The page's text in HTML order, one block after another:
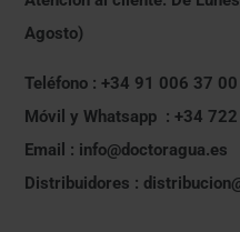
Agosto)
Teléfono : +34 91 006 37 00
Móvil y Whatsapp : +34
Email : info@doctoragua.es
Distribuidores :